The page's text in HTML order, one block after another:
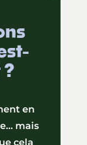
?
en
mais
cela